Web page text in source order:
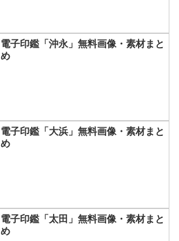
電子印鑑「沖永」無料画像・素材まと
め
電子印鑑「大浜」無料画像・素材まと
め
電子印鑑「太田」無料画像・素材まと
め